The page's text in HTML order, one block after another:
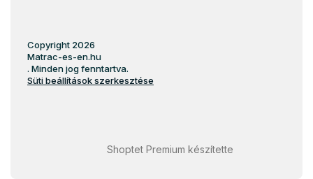
Shoptet Premium készítette
Copyright 2026
Matrac-es-en.hu
. Minden jog fenntartva.
Süti beállítások szerkesztése